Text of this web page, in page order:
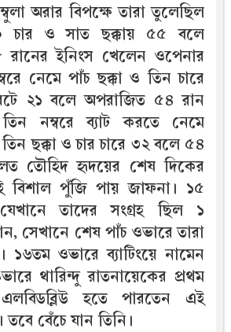
অরার বিপক্ষে তারা তুলেছিল
চার ও সাত ছক্কায় ৫৫ বলে
ইনিংস খেলেন ওপেনার
নেমে পাঁচ ছক্কা ও তিন চারে
২১ বলে অপরাজিত ৫৪ রান
নম্বরে ব্যাট করতে নেমে
ছক্কা ও চার চারে ৩২ বলে ৫৪
তৌহিদ হৃদয়ের শেষ দিকের
বিশাল পুঁজি পায় জাফনা। ১৫
তাদের সংগ্রহ ছিল ১
সেখানে শেষ পাঁচ ওভারে তারা
ওভারে ব্যাটিংয়ে নামেন
থারিন্দু রাতনায়েকের প্রথম
হতে পারতেন এই
তবে বেঁচে যান তিনি।